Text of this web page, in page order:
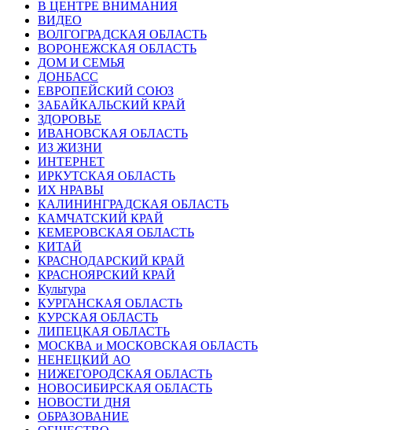
В ЦЕНТРЕ ВНИМАНИЯ
ВИДЕО
ВОЛГОГРАДСКАЯ ОБЛАСТЬ
ВОРОНЕЖСКАЯ ОБЛАСТЬ
ДОМ И СЕМЬЯ
ДОНБАСС
ЕВРОПЕЙСКИЙ СОЮЗ
ЗАБАЙКАЛЬСКИЙ КРАЙ
ЗДОРОВЬЕ
ИВАНОВСКАЯ ОБЛАСТЬ
ИЗ ЖИЗНИ
ИНТЕРНЕТ
ИРКУТСКАЯ ОБЛАСТЬ
ИХ НРАВЫ
КАЛИНИНГРАДCКАЯ ОБЛАСТЬ
КАМЧАТСКИЙ КРАЙ
КЕМЕРОВСКАЯ ОБЛАСТЬ
КИТАЙ
КРАСНОДАРСКИЙ КРАЙ
КРАСНОЯРСКИЙ КРАЙ
Культура
КУРГАНСКАЯ ОБЛАСТЬ
КУРСКАЯ ОБЛАСТЬ
ЛИПЕЦКАЯ ОБЛАСТЬ
МОСКВА и МОСКОВСКАЯ ОБЛАСТЬ
НЕНЕЦКИЙ АО
НИЖЕГОРОДСКАЯ ОБЛАСТЬ
НОВОСИБИРСКАЯ ОБЛАСТЬ
НОВОСТИ ДНЯ
ОБРАЗОВАНИЕ